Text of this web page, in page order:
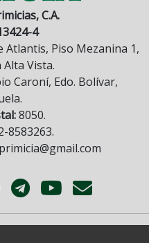
C.A.
4
Atlantis, Piso Mezanina 1,
Alta Vista.
Caroní, Edo. Bolívar,
8050.
8583263.